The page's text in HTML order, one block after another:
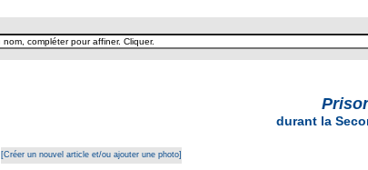
durant la
[Créer un nouvel article et/ou ajouter une photo]